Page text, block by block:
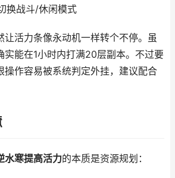
换战斗/休闲模式
让活力条像永动机一样转个不停。虽
实能在1小时内打满20层副本。不过要
操作容易被系统判定外挂，建议配合
水寒提高活力的本质是资源规划：